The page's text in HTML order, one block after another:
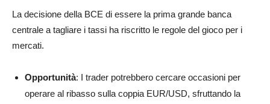
La decisione della BCE di essere la prima grande banca
centrale a tagliare i tassi ha riscritto le regole del gioco per i
mercati.
Opportunità: I trader potrebbero cercare occasioni per
operare al ribasso sulla coppia EUR/USD, sfruttando la